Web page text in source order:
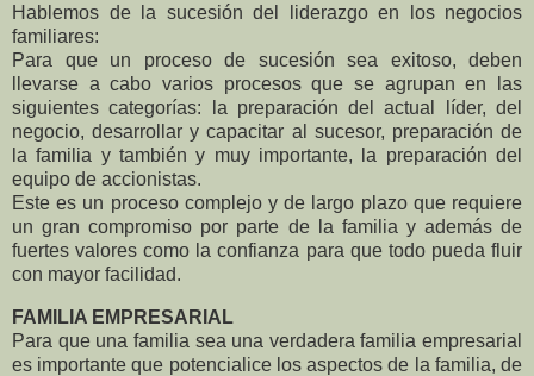
Hablemos de la sucesión del liderazgo en los negocios
familiares:
Para que un proceso de sucesión sea exitoso, deben
llevarse a cabo varios procesos que se agrupan en las
siguientes categorías: la preparación del actual líder, del
negocio, desarrollar y capacitar al sucesor, preparación de
la familia y también y muy importante, la preparación del
equipo de accionistas.
Este es un proceso complejo y de largo plazo que requiere
un gran compromiso por parte de la familia y además de
fuertes valores como la confianza para que todo pueda fluir
con mayor facilidad.
FAMILIA EMPRESARIAL
Para que una familia sea una verdadera familia empresarial
es importante que potencialice los aspectos de la familia, de